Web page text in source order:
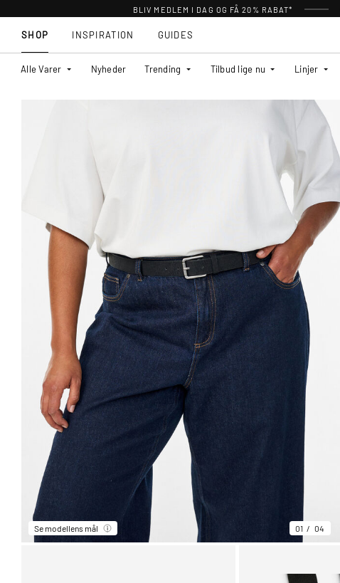
BLIV MEDLEM I DAG OG FÅ 20% RABAT*
SHOP
Alle Varer Nyheder Trending Tilbud lige nu Linjer
INSPIRATION GUIDES
Se modellens mål 01 04